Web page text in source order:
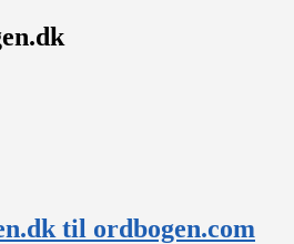
til ordbogen.com